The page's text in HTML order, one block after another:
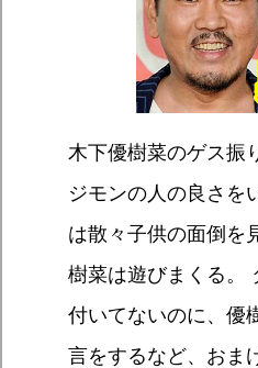
木下優樹菜のゲス振
ジモンの人の良さを
は散々子供の面倒を
樹菜は遊びまくる。
付いてないのに、優
言をするなど、おま